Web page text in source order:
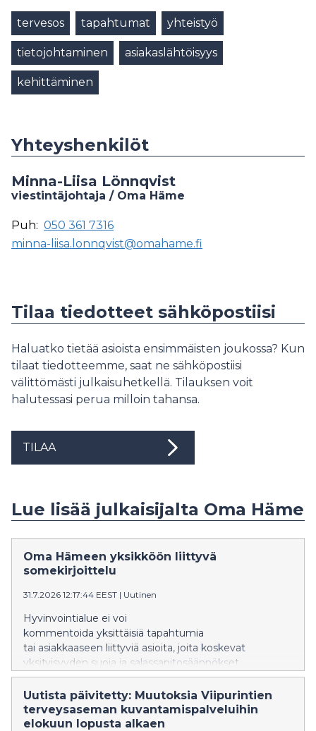
tervesos tapahtumat yhteistyö
tietojohtaminen asiakaslähtöisyys
kehittäminen
Yhteyshenkilöt
Minna-Liisa Lönnqvist
viestintäjohtaja / Oma Häme
Puh: 050 361 7316
minna-liisa.lonnqvist@omahame.fi
Tilaa tiedotteet sähköpostiisi
Haluatko tietää asioista ensimmäisten joukossa? Kun
tilaat tiedotteemme, saat ne sähköpostiisi
välittömästi julkaisuhetkellä. Tilauksen voit
halutessasi perua milloin tahansa.
TILAA
Lue lisää julkaisijalta Oma Häme
Oma Hämeen yksikköön liittyvä
somekirjoittelu
31.7.2026 12:17:44 EEST | Uutinen
Hyvinvointialue ei voi
kommentoida yksittäisiä tapahtumia
tai asiakkaaseen liittyviä asioita, joita koskevat
yksityisyyden suoja ja salassapitosäännökset.
Uutista päivitetty: Muutoksia Viipurintien
terveysaseman kuvantamispalveluihin
elokuun lopusta alkaen